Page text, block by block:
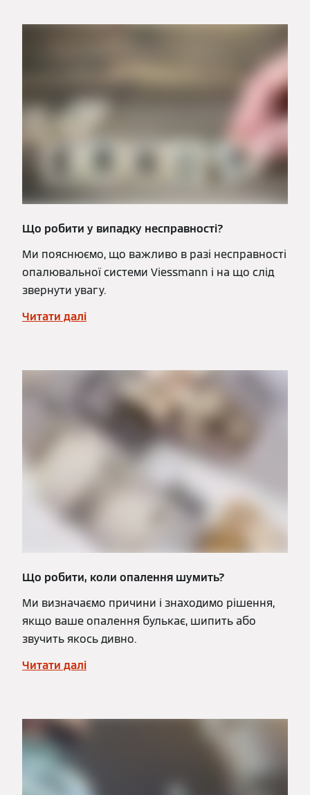
Що робити у випадку несправності?
Ми пояснюємо, що важливо в разі несправності
опалювальної системи Viessmann і на що слід
звернути увагу.
Читати далі
Що робити, коли опалення шумить?
Ми визначаємо причини і знаходимо рішення,
якщо ваше опалення булькає, шипить або
звучить якось дивно.
Читати далі